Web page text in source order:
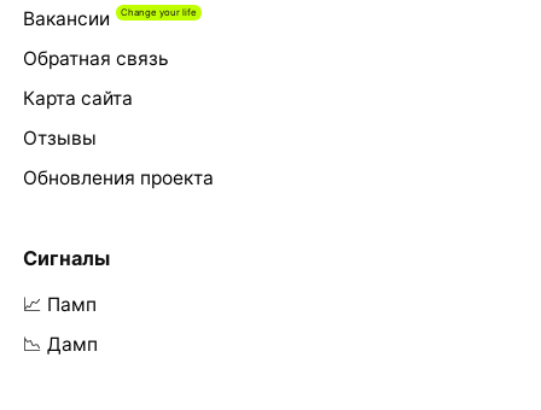
Вакансии
Обратная связь
Карта сайта
Отзывы
Обновления проекта
Сигналы
📈 Памп
📉 Дамп